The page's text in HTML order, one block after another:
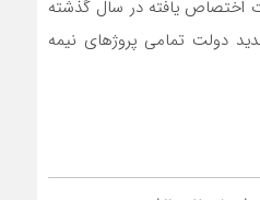
اختصاص یافته در سال گذشته
دولت تمامی پروژهای نیمه